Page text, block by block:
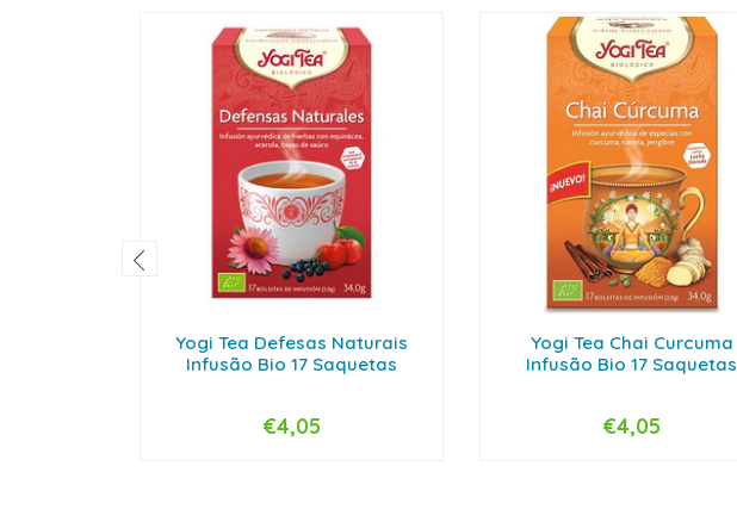
Yogi Tea Defesas Naturais
Infusão Bio 17 Saquetas
+
€4,05
Yogi Tea Chai Curcuma
Infusão Bio 17 Saquetas
+
€4,05